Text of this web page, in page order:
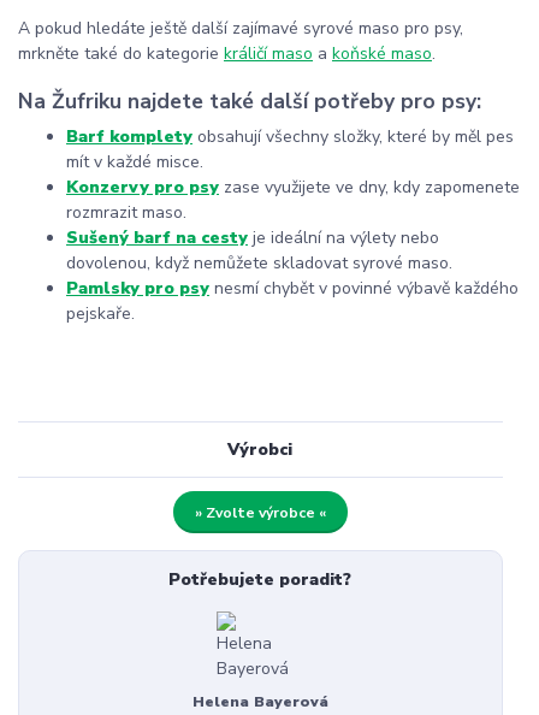
A pokud hledáte ještě další zajímavé syrové maso pro psy,
mrkněte také do kategorie králičí maso a koňské maso.
Na Žufriku najdete také další potřeby pro psy:
Barf komplety obsahují všechny složky, které by měl pes
mít v každé misce.
Konzervy pro psy zase využijete ve dny, kdy zapomenete
rozmrazit maso.
Sušený barf na cesty je ideální na výlety nebo
dovolenou, když nemůžete skladovat syrové maso.
Pamlsky pro psy nesmí chybět v povinné výbavě každého
pejskaře.
Potřebujete poradit?
Helena Bayerová
Výrobci
» Zvolte výrobce «